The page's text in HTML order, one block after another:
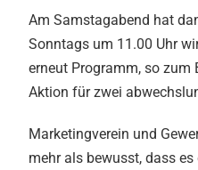
Am Samstagabend hat
Sonntags um 11.00 Uhr
erneut Programm, so zum
Aktion für zwei
Marketingverein und
mehr als bewusst, dass